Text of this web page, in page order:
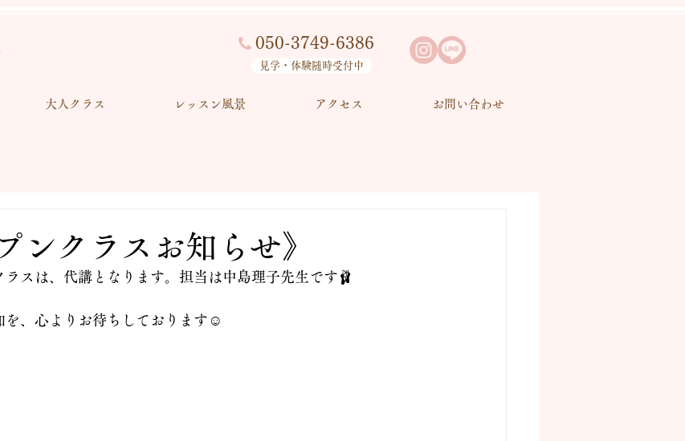
050-3749-6386
見学・体験随時受付中
大人クラス レッスン風景 アクセス お問い合わせ
ンクラスお知らせ》
スは、代講となります。担当は中島理子先生です🩰
を、心よりお待ちしております☺️